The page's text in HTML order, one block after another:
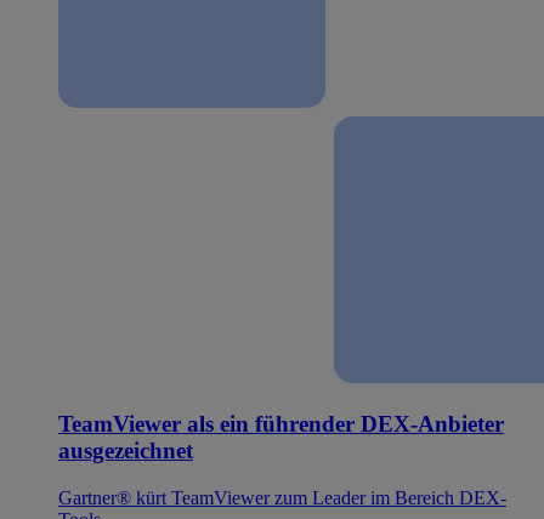
TeamViewer als ein führender DEX-Anbieter
ausgezeichnet
Gartner® kürt TeamViewer zum Leader im Bereich DEX-